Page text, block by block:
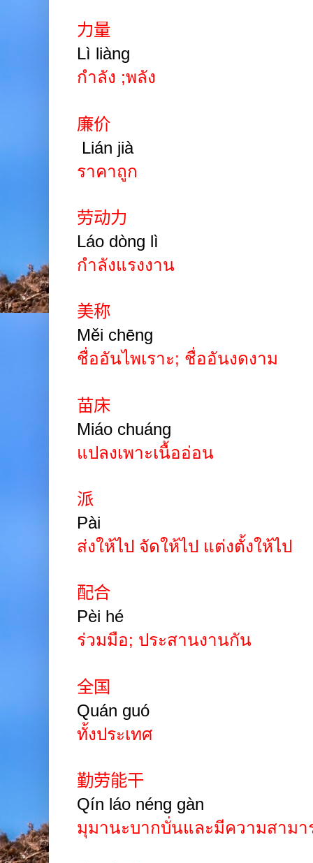
力量
Lì liàng
กำลัง ;พลัง
廉价
Lián jià
ราคาถูก
劳动力
Láo dòng lì
กำลังแรงงาน
美称
Měi chēng
ชื่ออันไพเราะ; ชื่ออันงดงาม
苗床
Miáo chuáng
แปลงเพาะเนื้ออ่อน
派
Pài
ส่งให้ไป จัดให้ไป แต่งตั้งให้ไป
配合
Pèi hé
ร่วมมือ; ประสานงานกัน
全国
Quán guó
ทั้งประเทศ
勤劳能干
Qín láo néng gàn
มุมานะบากบั่นและมีความสามา